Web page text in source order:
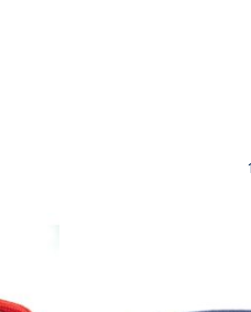
1